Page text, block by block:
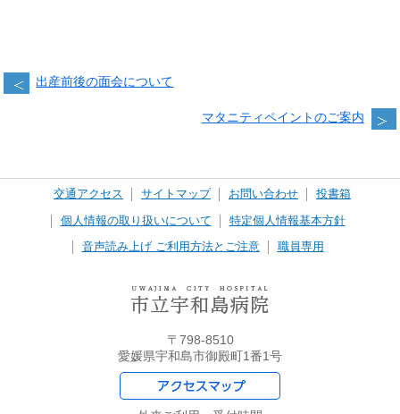
出産前後の面会について
マタニティペイントのご案内
交通アクセス サイトマップ お問い合わせ 投書箱
個人情報の取り扱いについて 特定個人情報基本方針
音声読み上げ ご利用方法とご注意 職員専用
〒798-8510
愛媛県宇和島市御殿町1番1号